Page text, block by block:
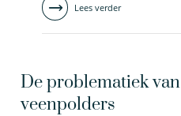
Lees verder
De problematiek
veenpolders